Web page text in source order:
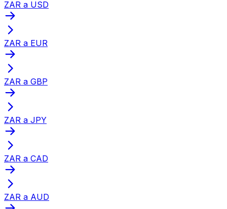
ZAR a USD
ZAR a EUR
ZAR a GBP
ZAR a JPY
ZAR a CAD
ZAR a AUD